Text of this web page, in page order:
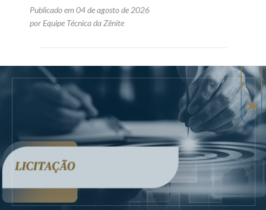
Publicado em 04 de agosto de 2026
por Equipe Técnica da Zênite